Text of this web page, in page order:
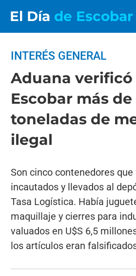
El Día de Escobar
INTERÉS GENERAL
Aduana verificó
Escobar más de
toneladas de
ilegal
Son cinco contenedores que
incautados y llevados al
Tasa Logística. Había
maquillaje y cierres para
valuados en U$S 6,5
los artículos eran